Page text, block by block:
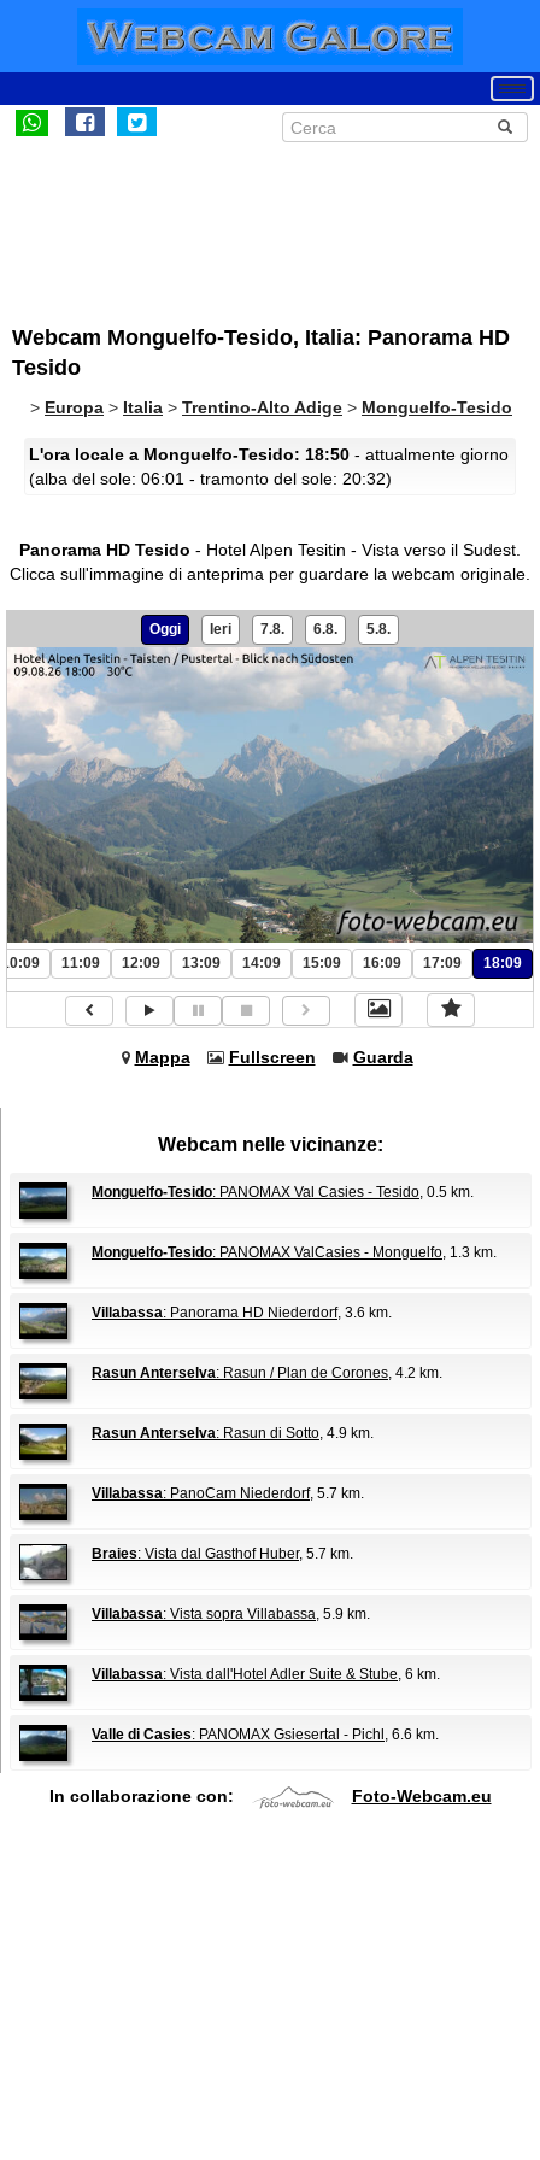
Webcam Monguelfo-Tesido, Italia: Panorama HD
Tesido
> Europa > Italia > Trentino-Alto Adige > Monguelfo-Tesido
L'ora locale a Monguelfo-Tesido: 18:50 - attualmente giorno
(alba del sole: 06:01 - tramonto del sole: 20:32)
Panorama HD Tesido - Hotel Alpen Tesitin - Vista verso il Sudest.
Clicca sull'immagine di anteprima per guardare la webcam originale.
Oggi Ieri 7.8. 6.8. 5.8.
10:09 11:09 12:09 13:09 14:09 15:09 16:09 17:09 18:09
Mappa Fullscreen Guarda
Webcam nelle vicinanze:
Monguelfo-Tesido: PANOMAX Val Casies - Tesido, 0.5 km.
Monguelfo-Tesido: PANOMAX ValCasies - Monguelfo, 1.3 km.
Villabassa: Panorama HD Niederdorf, 3.6 km.
Rasun Anterselva: Rasun / Plan de Corones, 4.2 km.
Rasun Anterselva: Rasun di Sotto, 4.9 km.
Villabassa: PanoCam Niederdorf, 5.7 km.
Braies: Vista dal Gasthof Huber, 5.7 km.
Villabassa: Vista sopra Villabassa, 5.9 km.
Villabassa: Vista dall'Hotel Adler Suite & Stube, 6 km.
Valle di Casies: PANOMAX Gsiesertal - Pichl , 6.6 km.
In collaborazione con: Foto-Webcam.eu